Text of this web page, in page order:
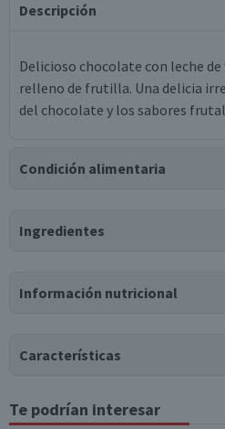
Descripción
Delicioso chocolate con leche
relleno de frutilla. Una delicia
del chocolate y los sabores
Condición alimentaria
Ingredientes
polvo, maltodextrina, leche en
preservante (sorbato de
Información nutricional
Tabla nutricional
Características
Tipo de Producto
Chocolate Relleno
Te podrían interesar